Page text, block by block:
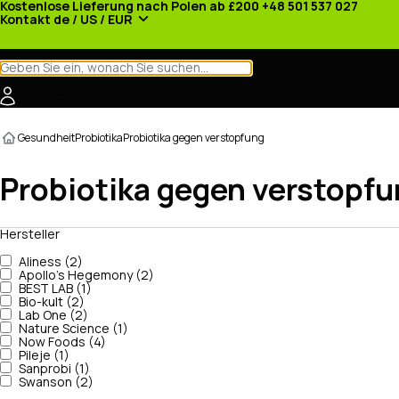
Kostenlose Lieferung nach Polen ab £200 +48 501 537 027
Kontakt de / US / EUR
GesundheitProbiotikaProbiotika gegen verstopfung
Probiotika gegen
Hersteller
Aliness (2)
Apollo's Hegemony (2)
BEST LAB (1)
Bio-kult (2)
Lab One (2)
Nature Science (1)
Now Foods (4)
Pileje (1)
Sanprobi (1)
Swanson (2)